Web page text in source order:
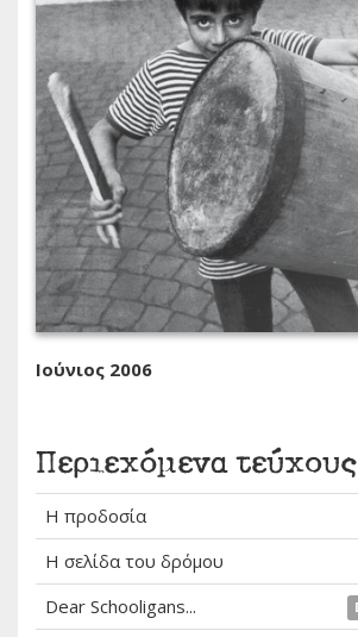
Ιούνιος 2006
Περιεχόμενα τεύχους
Η προδοσία
Η σελίδα του δρόμου
Dear Schooligans...